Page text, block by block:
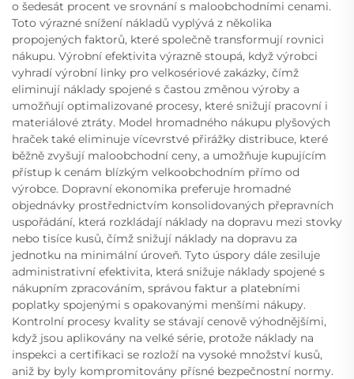
o šedesát procent ve srovnání s maloobchodními cenami.
Toto výrazné snížení nákladů vyplývá z několika
propojených faktorů, které společně transformují rovnici
nákupu. Výrobní efektivita výrazně stoupá, když výrobci
vyhradí výrobní linky pro velkosériové zakázky, čímž
eliminují náklady spojené s častou změnou výroby a
umožňují optimalizované procesy, které snižují pracovní i
materiálové ztráty. Model hromadného nákupu plyšových
hraček také eliminuje vícevrstvé přirážky distribuce, které
běžně zvyšují maloobchodní ceny, a umožňuje kupujícím
přístup k cenám blízkým velkoobchodním přímo od
výrobce. Dopravní ekonomika preferuje hromadné
objednávky prostřednictvím konsolidovaných přepravních
uspořádání, která rozkládají náklady na dopravu mezi stovky
nebo tisíce kusů, čímž snižují náklady na dopravu za
jednotku na minimální úroveň. Tyto úspory dále zesiluje
administrativní efektivita, která snižuje náklady spojené s
nákupním zpracováním, správou faktur a platebními
poplatky spojenými s opakovanými menšími nákupy.
Kontrolní procesy kvality se stávají cenově výhodnějšími,
když jsou aplikovány na velké série, protože náklady na
inspekci a certifikaci se rozloží na vysoké množství kusů,
aniž by byly kompromitovány přísné bezpečnostní normy.